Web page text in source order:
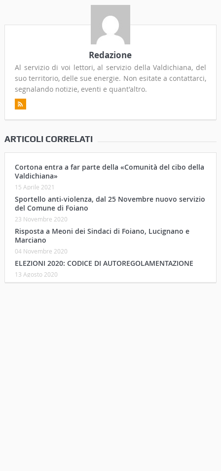
Redazione
Al servizio di voi lettori, al servizio della Valdichiana, del
suo territorio, delle sue energie. Non esitate a contattarci,
segnalando notizie, eventi e quant'altro.
ARTICOLI CORRELATI
Cortona entra a far parte della «Comunità del cibo della
Valdichiana»
15 Aprile 2021
Sportello anti-violenza, dal 25 Novembre nuovo servizio
del Comune di Foiano
23 Novembre 2020
Risposta a Meoni dei Sindaci di Foiano, Lucignano e
Marciano
04 Novembre 2020
ELEZIONI 2020: CODICE DI AUTOREGOLAMENTAZIONE
13 Agosto 2020